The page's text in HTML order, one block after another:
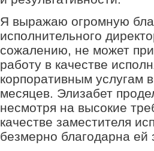
Я выражаю огромную
исполнительного
сожалению, не может
работу в качестве
корпоративным услугам
месяцев. Элизабет
несмотря на высокие
качестве заместителя
безмерно благодарна ей